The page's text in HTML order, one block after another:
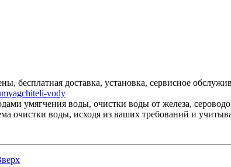
бесплатная доставка, установка, сервисное
vody
умягчения воды, очистки воды от железа,
очистки воды, исходя из ваших требований и